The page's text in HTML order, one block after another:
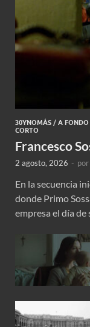
30YNOMÁS / A FONDO
CORTO
Francesco
2 agosto, 2026 - por
En la secuencia
donde Primo
empresa el día